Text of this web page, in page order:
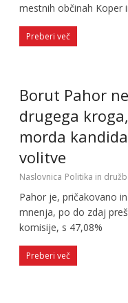
mestnih občinah Koper
Preberi več
Borut Pahor
drugega
morda
volitve
Naslovnica Politika in
Pahor je, pričakovano
mnenja, po do zdaj
komisije, s 47,08%
Preberi več